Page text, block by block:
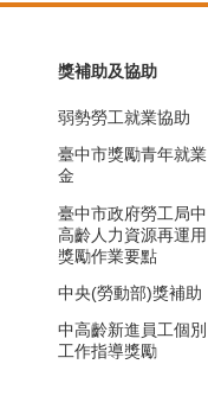
獎補助及協助
弱勢勞工就業協助
臺中市獎勵青年就業
金
臺中市政府勞工局中
高齡人力資源再運用
獎勵作業要點
中央(勞動部)獎補助
中高齡新進員工個別
工作指導獎勵